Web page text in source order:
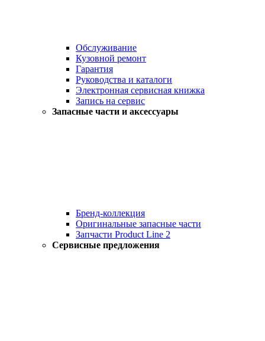
Обслуживание
Кузовной ремонт
Гарантия
Руководства и каталоги
Электронная сервисная книжка
Запись на сервис
Запасные части и аксессуары
Бренд-коллекция
Оригинальные запасные части
Запчасти Product Line 2
Сервисные предложения